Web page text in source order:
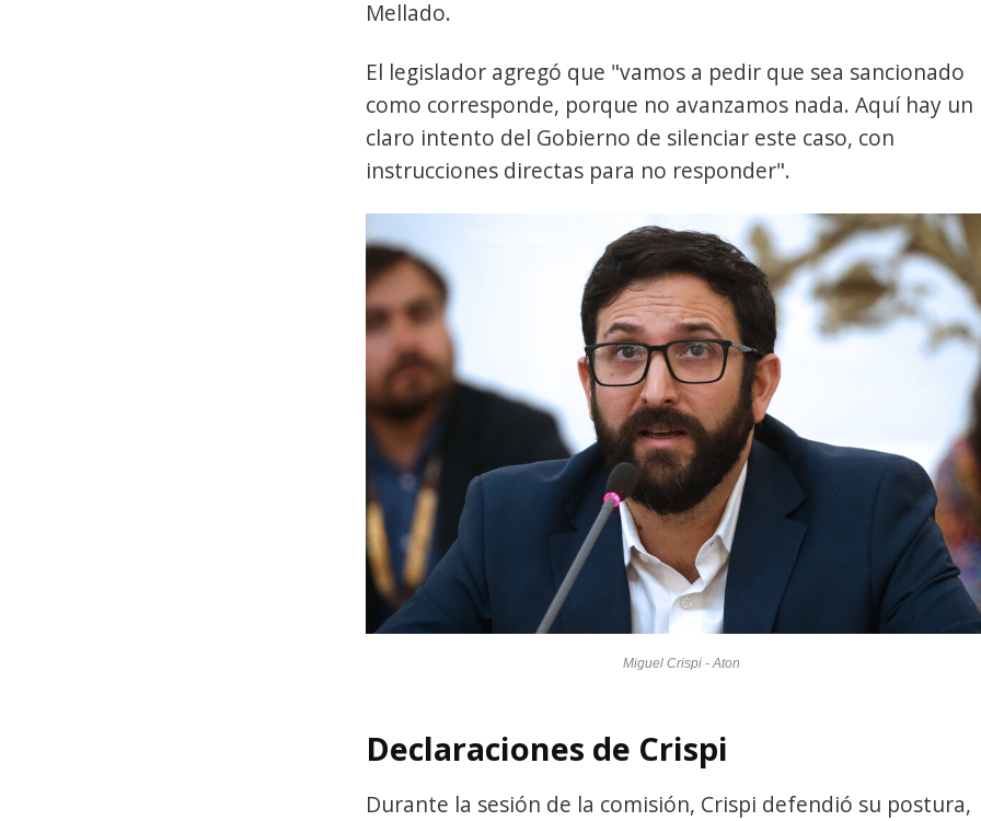
Mellado.
El legislador agregó que "vamos a pedir que sea sancionado
como corresponde, porque no avanzamos nada. Aquí hay un
claro intento del Gobierno de silenciar este caso, con
instrucciones directas para no responder".
Miguel Crispi - Aton
Declaraciones de Crispi
Durante la sesión de la comisión, Crispi defendió su postura,